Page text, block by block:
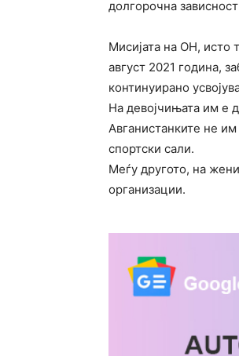
долгорочна
Мисијата на ОН, исто
август 2021 година,
континуирано
На девојчињата им е
Авганистанките не
спортски сали.
Меѓу другото, на
организации.